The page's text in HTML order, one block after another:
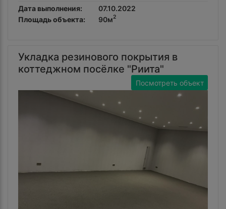
Дата выполнения:
07.10.2022
Площадь объекта:
90м2
Укладка резинового покрытия в
коттеджном посёлке "Риита"
Посмотреть объект